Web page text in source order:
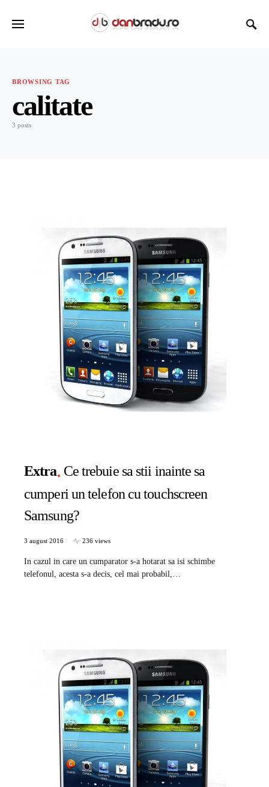
BROWSING TAG
calitate
3 posts
Extra Ce trebuie sa stii inainte sa
cumperi un telefon cu touchscreen
Samsung?
3 august 2016 236 views
In cazul in care un cumparator s-a hotarat sa isi schimbe
telefonul, acesta s-a decis, cel mai probabil,…